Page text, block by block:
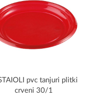
pvc tanjuri plitki
crveni 30/1